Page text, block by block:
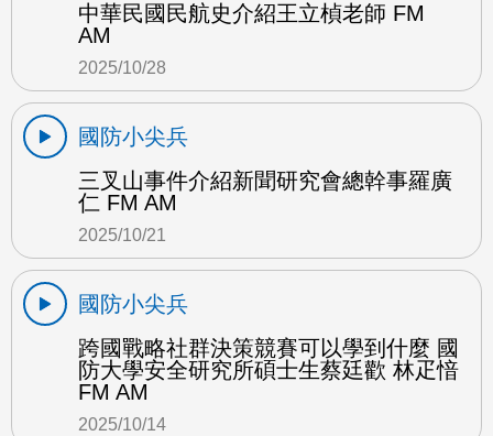
中華民國民航史介紹王立楨老師 FM
AM
2025/10/28
國防小尖兵
三叉山事件介紹新聞研究會總幹事羅廣
仁 FM AM
2025/10/21
國防小尖兵
跨國戰略社群決策競賽可以學到什麼 國
防大學安全研究所碩士生蔡廷歡 林疋愔
FM AM
2025/10/14